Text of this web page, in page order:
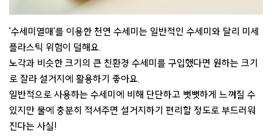
'수세미열매'를 이용한 천연 수세미는 일반적인 수세미와 달리 미세
플라스틱 위험이 덜해요.
노각과 비슷한 크기의 큰 친환경 수세미를 구입했다면 원하는 크기
로 잘라 설거지에 활용하기 좋아요.
일반적으로 사용하는 수세미에 비해 단단하고 뻣뻣하게 느껴질 수
있지만 물에 충분히 적셔주면 설거지하기 편리할 정도로 부드러워
진다는 사실!